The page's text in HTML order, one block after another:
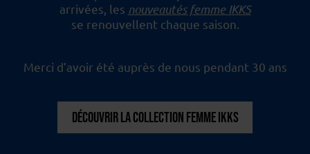
arrivées, les nouveautés femme IKKS
se renouvellent chaque saison.
Merci d’avoir été auprès de nous pendant 30 ans
DÉCOUVRIR LA COLLECTION FEMME IKKS